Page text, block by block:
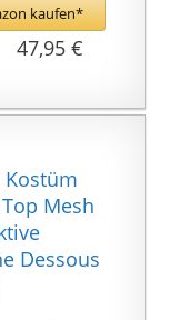
kaufen*
47,95 €
Kostüm
Mesh
Dessous